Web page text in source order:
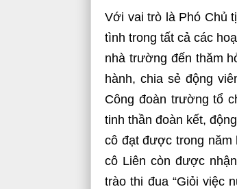
Với vai trò là Phó Chủ
tình trong tất cả các
nhà trường đến thăm
hành, chia sẻ động
Công đoàn trường tổ
tinh thần đoàn kết,
cô đạt được trong năm
cô Liên còn được
trào thi đua “Giỏi việc